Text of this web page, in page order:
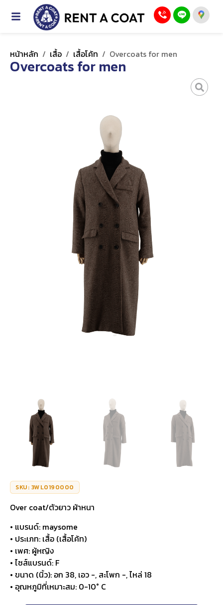
หน้าหลัก / เสื้อ / เสื้อโค้ท / Overcoats for men
Overcoats for men
SKU: 3WL0190000
Over coat/ตัวยาว ผ้าหนา
• แบรนด์: maysome
• ประเภท: เสื้อ (เสื้อโค้ท)
• เพศ: ผู้หญิง
• ไซส์แบรนด์: F
• ขนาด (นิ้ว): อก 38, เอว -, สะโพก -, ไหล่ 18
• อุณหภูมิที่เหมาะสม: 0-10° C